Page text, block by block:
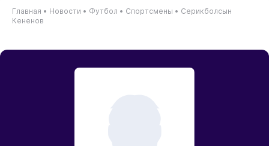
Главная • Новости • Футбол • Спортсмены • Серикболсын
Кененов